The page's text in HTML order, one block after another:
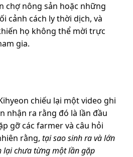
chợ nông sản hoặc những
cảnh cách ly thời dịch, và
họ không thể mời trực
gia.
chiếu lại một video ghi
nhận ra rằng đó là lần đầu
gỡ các farmer và câu hỏi
rằng, tại sao sinh ra và lớn
lại chưa từng một lần gặp